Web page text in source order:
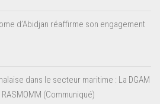
d’Abidjan réaffirme son engagement
dans le secteur maritime : La DGAM
(Communiqué)